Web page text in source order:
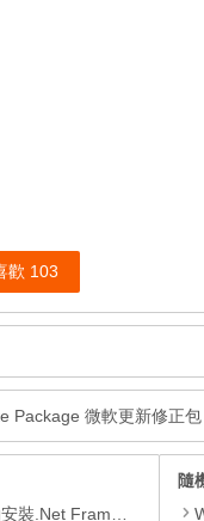
歡 103
Package 微軟更新修正
、Flash Player、JRE
隨